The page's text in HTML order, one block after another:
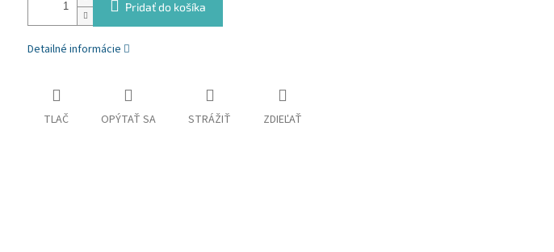
Pridať do košíka
Detailné informácie
TLAČ OPÝTAŤ SA STRÁŽIŤ ZDIEĽAŤ